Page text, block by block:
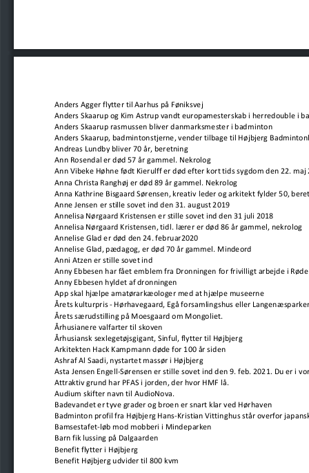
Anders Agger flytter til Aarhus på Føniksvej
Anders Skaarup og Kim Astrup vandt europamesterskab i herredouble i
Anders Skaarup rasmussen bliver danmarksmester i badminton
Anders Skaarup, badmintonstjerne, vender tilbage til Højbjerg
Andreas Lundby bliver 70 år, beretning
Ann Rosendal er død 57 år gammel. Nekrolog
Ann Vibeke Høhne født Kierulff er død efter kort tids sygdom den 22. maj
Anna Christa Ranghøj er død 89 år gammel. Nekrolog
Anna Kathrine Bisgaard Sørensen, kreativ leder og arkitekt fylder 50,
Anne Jensen er stille sovet ind den 31. august 2019
Annelisa Nørgaard Kristensen er stille sovet ind den 31 juli 2018
Annelisa Nørgaard Kristensen, tidl. lærer er død 86 år gammel, nekrolog
Annelise Glad er død den 24. februar2020
Annelise Glad, pædagog, er død 70 år gammel. Mindeord
Anni Atzen er stille sovet ind
Anny Ebbesen har fået emblem fra Dronningen for frivilligt arbejde i Røde
Anny Ebbesen hyldet af dronningen
App skal hjælpe amatørarkæologer med at hjælpe museerne
Årets kulturpris - Hørhavegaard, Egå forsamlingshus eller
Årets særudstilling på Moesgaard om Mongoliet.
Århusianere valfarter til skoven
Århusiansk sexlegetøjsgigant, Sinful, flytter til Højbjerg
Arkitekten Hack Kampmann døde for 100 år siden
Ashraf Al Saadi, nystartet massør i Højbjerg
Asta Jensen Engell-Sørensen er stille sovet ind den 9. feb. 2021. Du er i
Attraktiv grund har PFAS i jorden, der hvor HMF lå.
Audium skifter navn til AudioNova.
Badevandet er tyve grader og broen er snart klar ved Hørhaven
Badminton profil fra Højbjerg Hans-Kristian Vittinghus står overfor
Bamsestafet-løb mod mobberi i Mindeparken
Barn fik lussing på Dalgaarden
Benefit flytter i Højbjerg
Benefit Højbjerg udvider til 800 kvm